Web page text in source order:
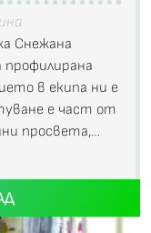
Снежана
в екипа ни е
е част от
просвета,…